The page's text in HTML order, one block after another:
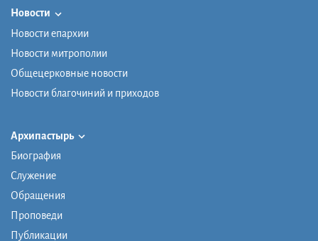
Новости
Новости епархии
Новости митрополии
Общецерковные новости
Новости благочиний и приходов
Архипастырь
Биография
Служение
Обращения
Проповеди
Публикации